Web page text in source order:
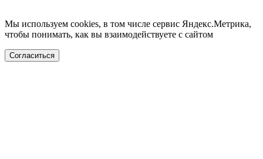
Мы используем cookies, в том числе сервис Яндекс.Метрика,
чтобы понимать, как вы взаимодействуете с сайтом
Согласиться